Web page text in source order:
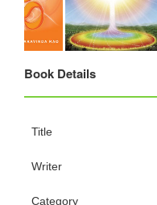
Book Details
Title
Writer
Category